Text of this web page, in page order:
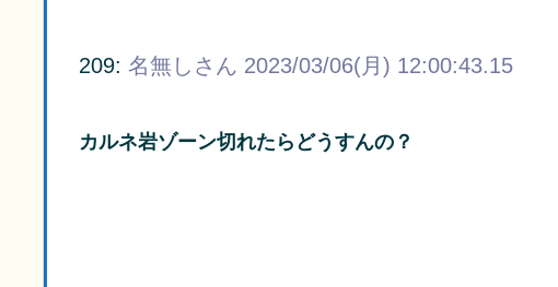
209: 名無しさん 2023/03/06(月) 12:00:43.15
カルネ岩ゾーン切れたらどうすんの？